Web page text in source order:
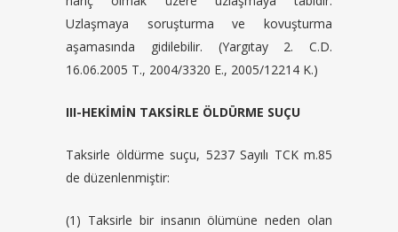
Uzlaşmaya soruşturma ve kovuşturma
aşamasında gidilebilir. (Yargıtay 2. C.D.
16.06.2005 T., 2004/3320 E., 2005/12214 K.)
III-HEKİMİN TAKSİRLE ÖLDÜRME SUÇU
Taksirle öldürme suçu, 5237 Sayılı TCK m.85
de düzenlenmiştir:
(1) Taksirle bir insanın ölümüne neden olan